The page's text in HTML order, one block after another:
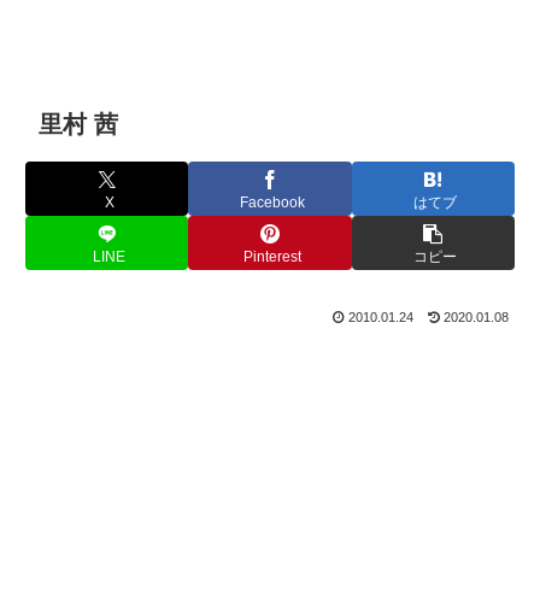
里村 茜
X Facebook はてブ
LINE Pinterest コピー
2010.01.24 2020.01.08